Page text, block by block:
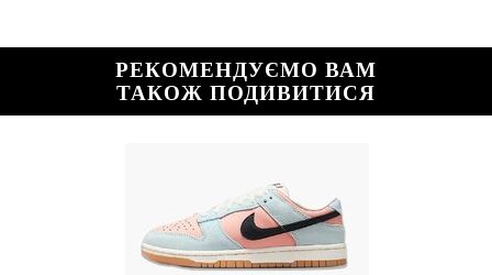
РЕКОМЕНДУЄМО ВАМ
ТАКОЖ ПОДИВИТИСЯ